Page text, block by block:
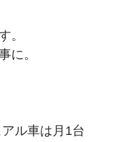
。
に。
ル車は月1台